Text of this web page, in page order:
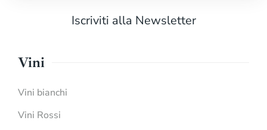
Iscriviti alla Newsletter
Vini
Vini bianchi
Vini Rossi